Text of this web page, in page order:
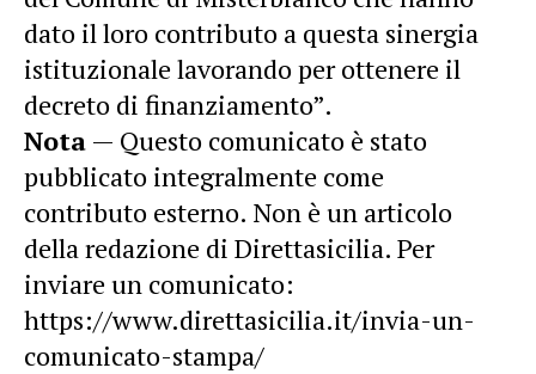
dato il loro contributo a questa sinergia
istituzionale lavorando per ottenere il
decreto di finanziamento”.
Nota — Questo comunicato è stato
pubblicato integralmente come
contributo esterno. Non è un articolo
della redazione di Direttasicilia. Per
inviare un comunicato:
https://www.direttasicilia.it/invia-un-
comunicato-stampa/